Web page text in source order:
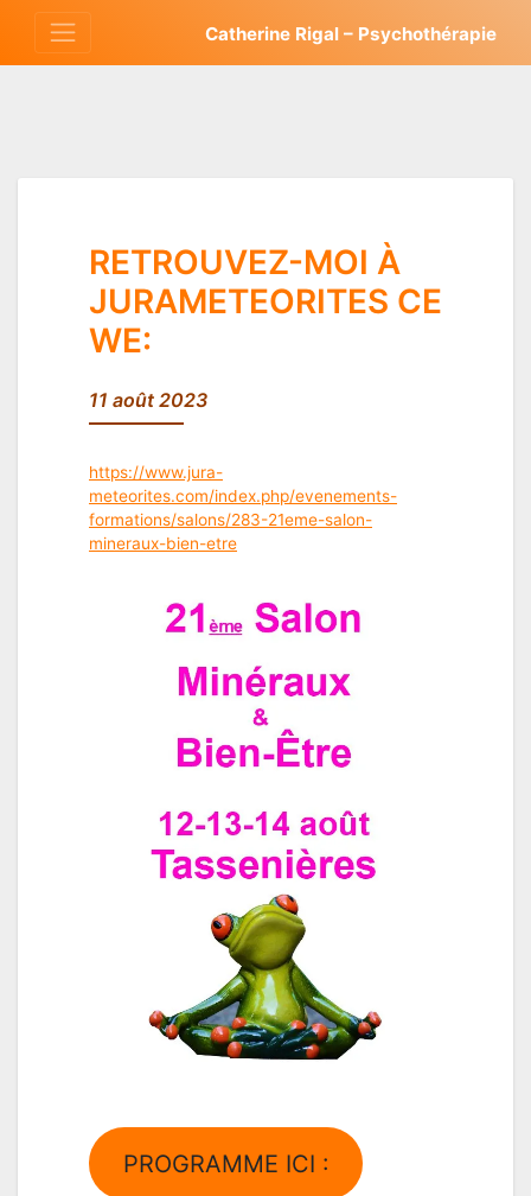
contenu
Catherine Rigal – Psychothérapie
RETROUVEZ-MOI À
JURAMETEORITES CE
WE:
11 août 2023
https://www.jura-
meteorites.com/index.php/evenements-
formations/salons/283-21eme-salon-
mineraux-bien-etre
PROGRAMME ICI :